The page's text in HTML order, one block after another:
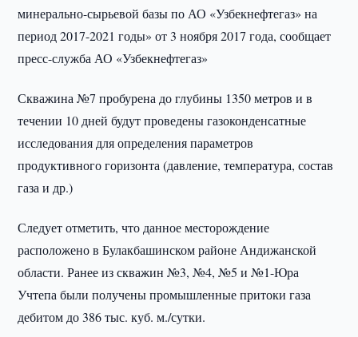
минерально-сырьевой базы по АО «Узбекнефтегаз» на
период 2017-2021 годы» от 3 ноября 2017 года, сообщает
пресс-служба АО «Узбекнефтегаз»
Скважина №7 пробурена до глубины 1350 метров и в
течении 10 дней будут проведены газоконденсатные
исследования для определения параметров
продуктивного горизонта (давление, температура, состав
газа и др.)
Следует отметить, что данное месторождение
расположено в Булакбашинском районе Андижанской
области. Ранее из скважин №3, №4, №5 и №1-Юра
Учтепа были получены промышленные притоки газа
дебитом до 386 тыс. куб. м./сутки.